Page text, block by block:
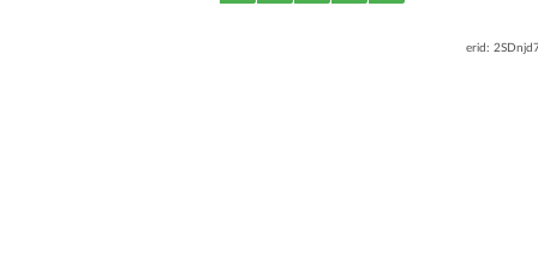
erid: